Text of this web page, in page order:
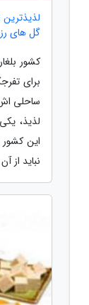
گل های رز
کشور
برای
ساحلی
لذیذ،
این
نباید از